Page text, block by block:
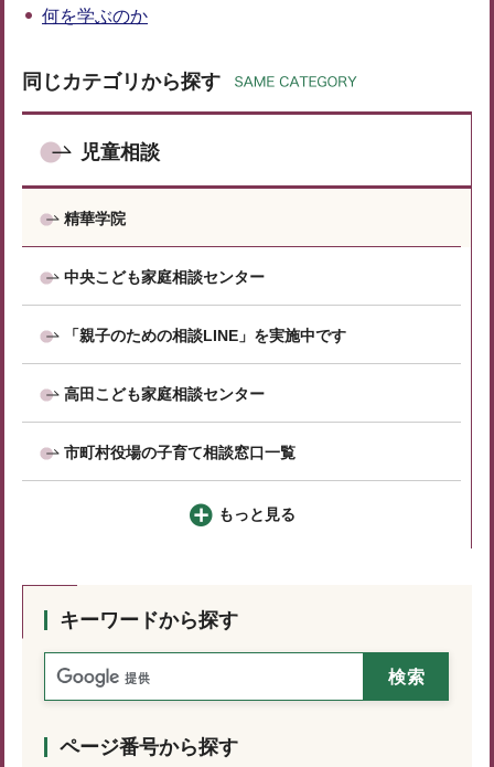
何を学ぶのか
同じカテゴリから探す
児童相談
精華学院
中央こども家庭相談センター
「親子のための相談LINE」を実施中です
高田こども家庭相談センター
市町村役場の子育て相談窓口一覧
もっと見る
キーワードから探す
ページ番号から探す